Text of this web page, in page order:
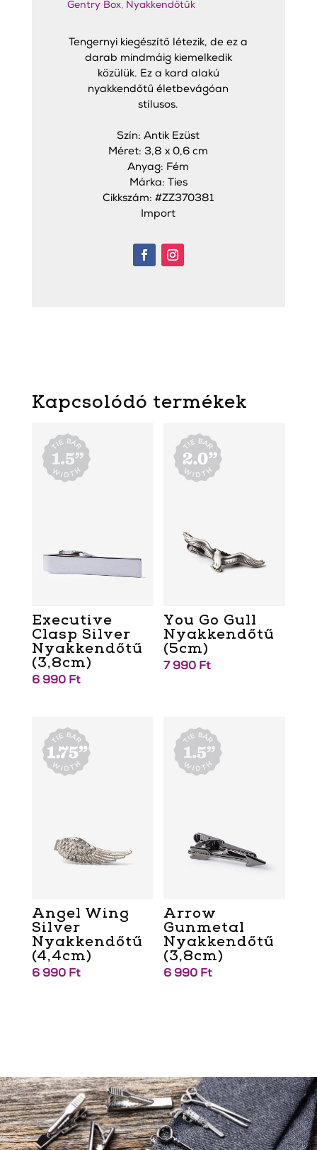
Gentry Box, Nyakkendőtűk
Tengernyi kiegészítő létezik, de ez a
darab mindmáig kiemelkedik
közülük. Ez a kard alakú
nyakkendőtű életbevágóan
stílusos.
Szín: Antik Ezüst
Méret: 3,8 x 0,6 cm
Anyag: Fém
Márka: Ties
Cikkszám: #ZZ370381
Import
Kapcsolódó termékek
Executive
Clasp Silver
Nyakkendőtű
(3,8cm)
6 990 Ft
You Go Gull
Nyakkendőtű
(5cm)
7 990 Ft
Angel Wing
Silver
Nyakkendőtű
(4,4cm)
6 990 Ft
Arrow
Gunmetal
Nyakkendőtű
(3,8cm)
6 990 Ft